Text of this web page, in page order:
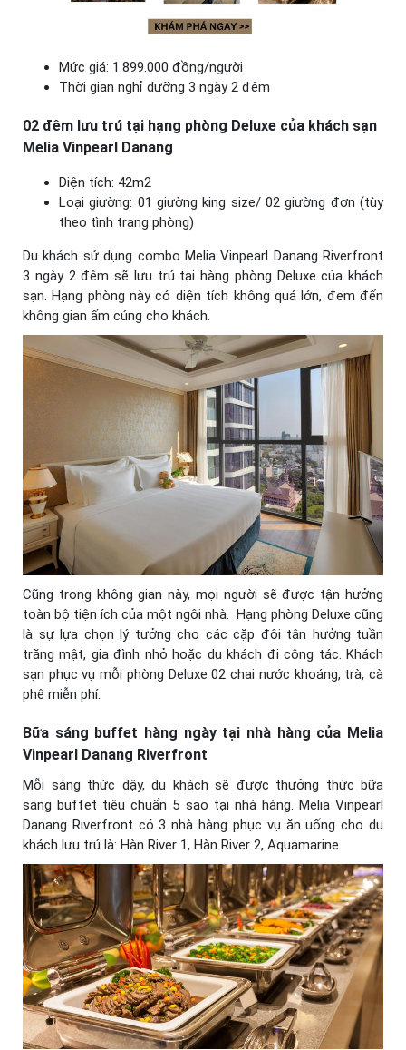
Mức giá: 1.899.000 đồng/người
Thời gian nghỉ dưỡng 3 ngày 2 đêm
02 đêm lưu trú tại hạng phòng Deluxe của khách sạn
Melia Vinpearl Danang
Diện tích: 42m2
Loại giường: 01 giường king size/ 02 giường đơn (tùy
theo tình trạng phòng)
Du khách sử dụng combo Melia Vinpearl Danang Riverfront
3 ngày 2 đêm sẽ lưu trú tại hàng phòng Deluxe của khách
sạn. Hạng phòng này có diện tích không quá lớn, đem đến
không gian ấm cúng cho khách.
Cũng trong không gian này, mọi người sẽ được tận hưởng
toàn bộ tiện ích của một ngôi nhà. Hạng phòng Deluxe cũng
là sự lựa chọn lý tưởng cho các cặp đôi tận hưởng tuần
trăng mật, gia đình nhỏ hoặc du khách đi công tác. Khách
sạn phục vụ mỗi phòng Deluxe 02 chai nước khoáng, trà, cà
phê miễn phí.
Bữa sáng buffet hàng ngày tại nhà hàng của Melia
Vinpearl Danang Riverfront
Mỗi sáng thức dậy, du khách sẽ được thưởng thức bữa
sáng buffet tiêu chuẩn 5 sao tại nhà hàng. Melia Vinpearl
Danang Riverfront có 3 nhà hàng phục vụ ăn uống cho du
khách lưu trú là: Hàn River 1, Hàn River 2, Aquamarine.